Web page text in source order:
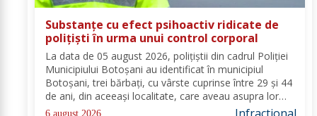
Substanțe cu efect psihoactiv ridicate de
polițiști în urma unui control corporal
La data de 05 august 2026, polițiștii din cadrul Poliției
Municipiului Botoșani au identificat în municipiul
Botoșani, trei bărbați, cu vârste cuprinse între 29 și 44
de ani, din aceeași localitate, care aveau asupra lor
substanțe psihoactive. În urma efectuării controlului
6 august 2026